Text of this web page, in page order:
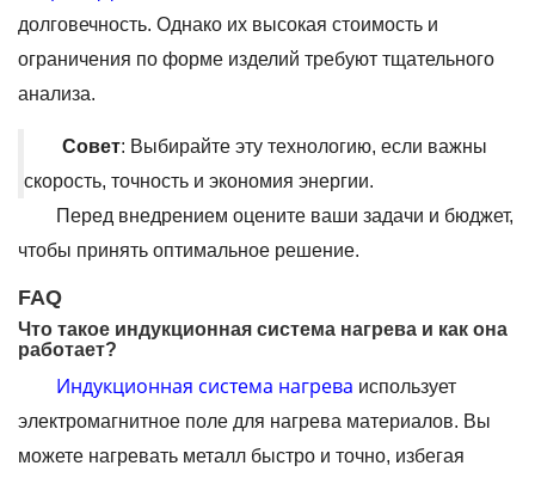
долговечность. Однако их высокая стоимость и
ограничения по форме изделий требуют тщательного
анализа.
Совет: Выбирайте эту технологию, если важны
скорость, точность и экономия энергии.
Перед внедрением оцените ваши задачи и бюджет,
чтобы принять оптимальное решение.
FAQ
Что такое индукционная система нагрева и как она
работает?
Индукционная система нагрева использует
электромагнитное поле для нагрева материалов. Вы
можете нагревать металл быстро и точно, избегая